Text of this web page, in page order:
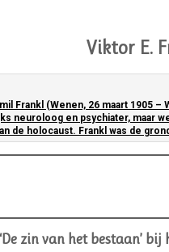
Viktor E.
Frankl (Wenen, 26 maart 1905 –
neuroloog en psychiater, maar
de holocaust. Frankl was de
zin van het bestaan’